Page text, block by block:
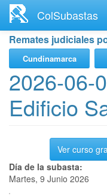
contenido
principal
ColSubastas
Remates judiciales
Cundinamarca
2026-06-
Edificio
Ver curso
Día de la subasta:
Martes, 9 Junio 2026